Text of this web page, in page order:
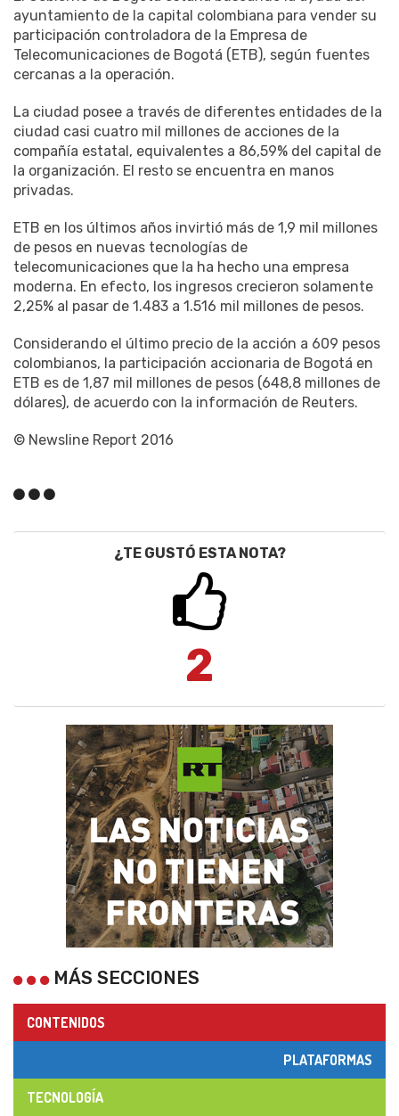
ayuntamiento de la capital colombiana para vender su
participación controladora de la Empresa de
Telecomunicaciones de Bogotá (ETB), según fuentes
cercanas a la operación.
La ciudad posee a través de diferentes entidades de la
ciudad casi cuatro mil millones de acciones de la
compañía estatal, equivalentes a 86,59% del capital de
la organización. El resto se encuentra en manos
privadas.
ETB en los últimos años invirtió más de 1,9 mil millones
de pesos en nuevas tecnologías de
telecomunicaciones que la ha hecho una empresa
moderna. En efecto, los ingresos crecieron solamente
2,25% al pasar de 1.483 a 1.516 mil millones de pesos.
Considerando el último precio de la acción a 609 pesos
colombianos, la participación accionaria de Bogotá en
ETB es de 1,87 mil millones de pesos (648,8 millones de
dólares), de acuerdo con la información de Reuters.
© Newsline Report 2016
¿TE GUSTÓ ESTA NOTA?
2
MÁS SECCIONES
CONTENIDOS
PLATAFORMAS
TECNOLOGÍA